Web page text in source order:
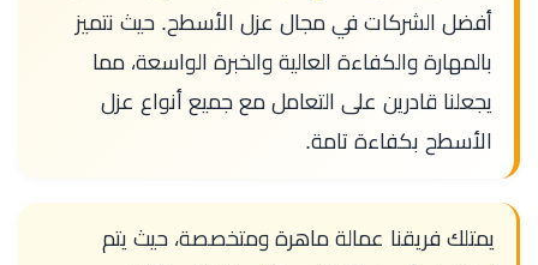
أفضل الشركات في مجال عزل الأسطح. حيث نتميز
بالمهارة والكفاءة العالية والخبرة الواسعة، مما
يجعلنا قادرين على التعامل مع جميع أنواع عزل
الأسطح بكفاءة تامة.
يمتلك فريقنا عمالة ماهرة ومتخصصة، حيث يتم